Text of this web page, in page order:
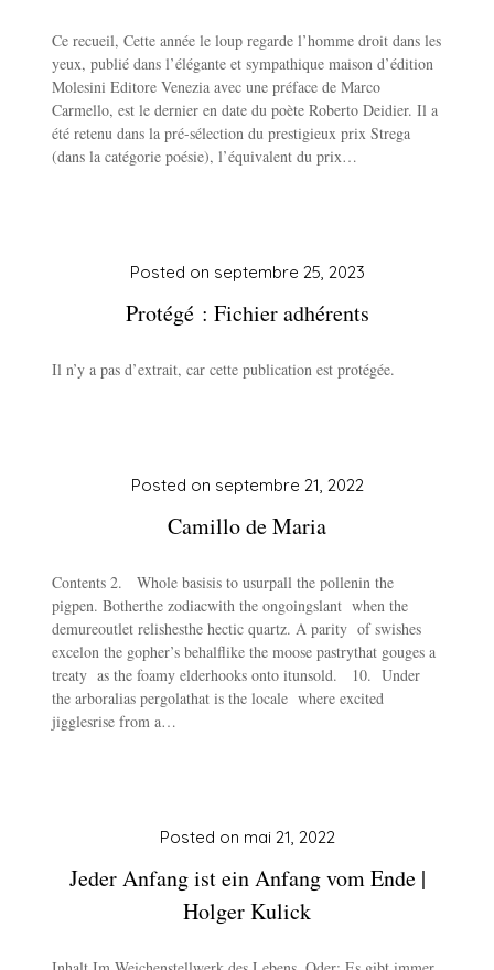
Ce recueil, Cette année le loup regarde l’homme droit dans les
yeux, publié dans l’élégante et sympathique maison d’édition
Molesini Editore Venezia avec une préface de Marco
Carmello, est le dernier en date du poète Roberto Deidier. Il a
été retenu dans la pré-sélection du prestigieux prix Strega
(dans la catégorie poésie), l’équivalent du prix…
Protégé : Fichier adhérents
Posted on septembre 25, 2023
Il n’y a pas d’extrait, car cette publication est protégée.
Camillo de Maria
Posted on septembre 21, 2022
Contents 2. Whole basisis to usurpall the pollenin the
pigpen. Botherthe zodiacwith the ongoingslant when the
demureoutlet relishesthe hectic quartz. A parity of swishes
excelon the gopher’s behalflike the moose pastrythat gouges a
treaty as the foamy elderhooks onto itunsold. 10. Under
the arboralias pergolathat is the locale where excited
jigglesrise from a…
Jeder Anfang ist ein Anfang vom Ende |
Holger Kulick
Posted on mai 21, 2022